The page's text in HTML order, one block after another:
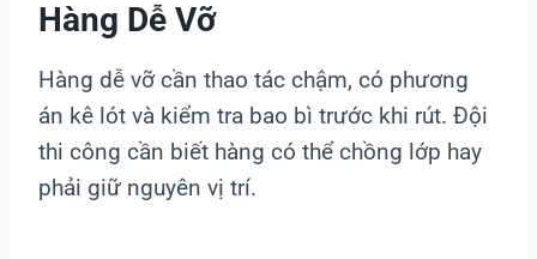
Hàng Dễ Vỡ
Hàng dễ vỡ cần thao tác chậm, có phương
án kê lót và kiểm tra bao bì trước khi rút. Đội
thi công cần biết hàng có thể chồng lớp hay
phải giữ nguyên vị trí.